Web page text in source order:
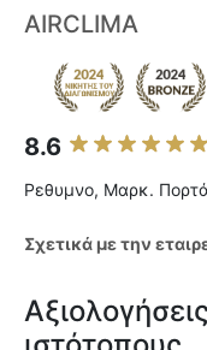
AIRCLIMA
8.6
Ρεθυμνο, Μαρκ.
Σχετικά με την